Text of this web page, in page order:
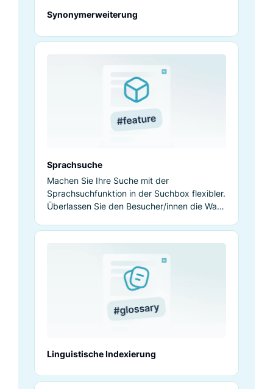
Synonymerweiterung
Sprachsuche
Machen Sie Ihre Suche mit der
Sprachsuchfunktion in der Suchbox flexibler.
Überlassen Sie den Besucher/innen die Wahl,
Linguistische Indexierung